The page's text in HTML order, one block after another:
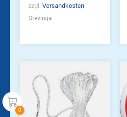
zzgl. Versandkosten
Grevinga